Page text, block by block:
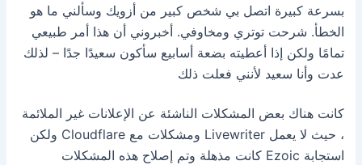
بسرعة كبيرة اتصل بي شخص كبير من أزويك وسألني ما هو
الخطأ. شرحت توتري ومخاوفي. أخبروني أن هذا أمر طبيعي
تمامًا ولكن إذا أعطيته بضعة أسابيع سأكون سعيدًا جدًا – لذلك
عدت وأنا سعيد لأنني فعلت ذلك
كانت هناك بعض المشكلات الناشئة عن الإعلانات غير الملائمة
، حيث لا يعمل Livewriter ومشكلات مع Cloudflare ولكن
استجابة Ezoic كانت مذهلة وتم إصلاح هذه المشكلات